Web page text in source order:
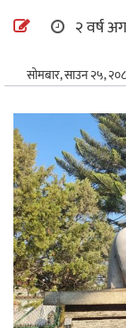
२ वर्ष
सोमबार, साउन २५,